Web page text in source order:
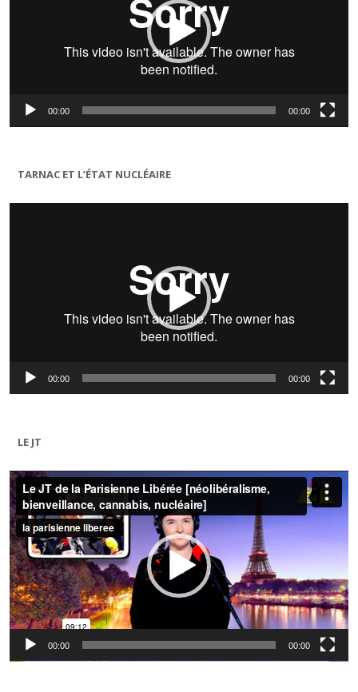
00:00 00:00
TARNAC ET L’ÉTAT NUCLÉAIRE
Lecteur
00:00 00:00
LE JT
Lecteur
vidéo
00:00 00:00